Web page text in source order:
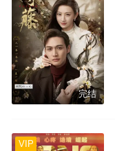
完结
VIP